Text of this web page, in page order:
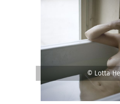
© Lotta